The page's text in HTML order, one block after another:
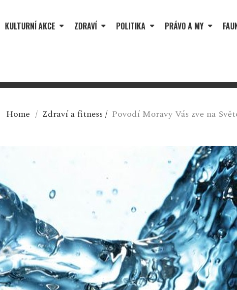
KULTURNÍ AKCE ZDRAVÍ POLITIKA PRÁVO A MY
Home / Zdraví a fitness / Povodí Moravy Vás zve na